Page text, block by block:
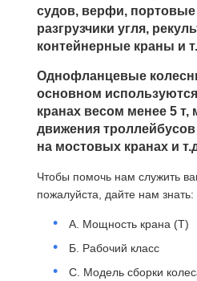
судов, верфи,
разгрузчики угля,
контейнерные краны и
Однофланцевые
основном
кранах весом менее 5 т,
движения
на мостовых кранах и
Чтобы помочь нам служить
пожалуйста, дайте нам знать:
A. Мощность крана (T)
Б. Рабочий класс
C. Модель сборки